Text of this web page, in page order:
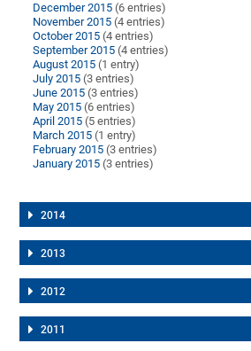
December 2015 (6 entries)
November 2015 (4 entries)
October 2015 (4 entries)
September 2015 (4 entries)
August 2015 (1 entry)
July 2015 (3 entries)
June 2015 (3 entries)
May 2015 (6 entries)
April 2015 (5 entries)
March 2015 (1 entry)
February 2015 (3 entries)
January 2015 (3 entries)
2014
2013
2012
2011